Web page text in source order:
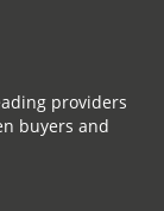
providers
buyers and